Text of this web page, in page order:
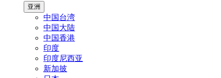
亚洲
中国台湾
中国大陆
中国香港
印度
印度尼西亚
新加披